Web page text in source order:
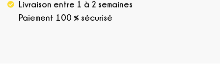
Livraison entre 1 à 2 semaines
Paiement 100 % sécurisé